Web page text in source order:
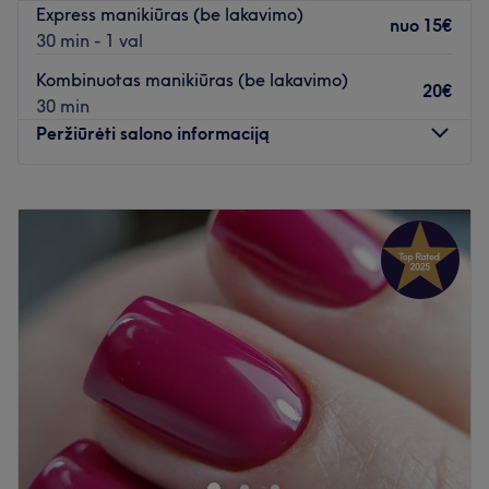
Atidaryti salono profilį
Express manikiūras (be lakavimo)
30 min - 1 val
nuo 15€
Kombinuotas manikiūras (be lakavimo)
30 min
20€
Peržiūrėti salono informaciją
10:00 –20:00
Trečiadienis
10:00–20:00
Ketvirtadienis
10:00–20:00
Penktadienis
10:00–20:00
Šeštadienis
Sekmadienis
Skirkite dėmesio savo nagams pas Veroniką, kuri yra
įsikūrusi Vilniuje. Klasikinis manikiūras, rankų masažas ir
ilgalaikis nagų lakavimas - tai tik kelios šios nagų
meistrės siūlomų paslaugų.